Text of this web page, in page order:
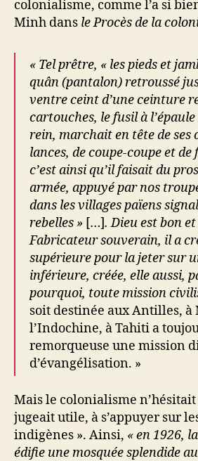
colonialisme, comme l’a si
Minh dans le Procès de la
« Tel prêtre, « les pieds et
quân (pantalon) retroussé
ventre ceint d’une ceinture
cartouches, le fusil à
rein, marchait en tête de ses
lances, de coupe-coupe et
c’est ainsi qu’il faisait du
armée, appuyé par nos
dans les villages païens
rebelles » […]. Dieu est bon
Fabricateur souverain, il a
supérieure pour la jeter sur
inférieure, créée, elle aussi,
pourquoi, toute mission
soit destinée aux Antilles, à
l’Indochine, à Tahiti a
remorqueuse une mission
d’évangélisation. »
Mais le colonialisme
jugeait utile, à s’appuyer sur
indigènes ». Ainsi, « en 1926,
édifie une mosquée splendide